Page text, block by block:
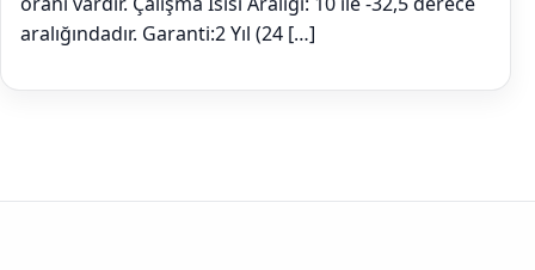
aralığındadır. Garanti:2 Yıl (24 […]